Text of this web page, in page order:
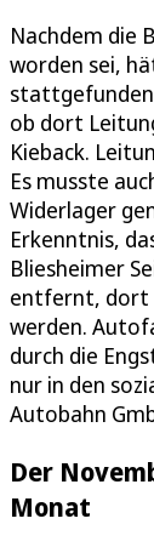
Nachdem die
worden sei,
ob dort
Kieback.
Es musste
Widerlager
Erkenntnis,
Bliesheimer
entfernt, dort
werden.
durch die
nur in den
Autobahn
Der
Monat